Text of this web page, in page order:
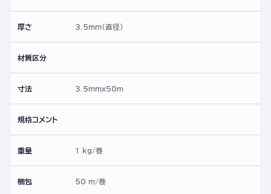
厚さ 3.5mm(直径)
材質区分
寸法 3.5mmx50ｍ
規格コメント
重量 1 kg/巻
梱包 50 m/巻